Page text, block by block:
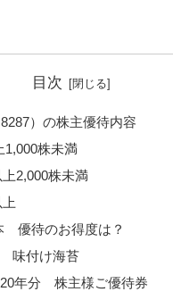
目次
）の株主優待内容
1,000株未満
2,000株未満
優待のお得度は？
味付け海苔
年分 株主様ご優待券